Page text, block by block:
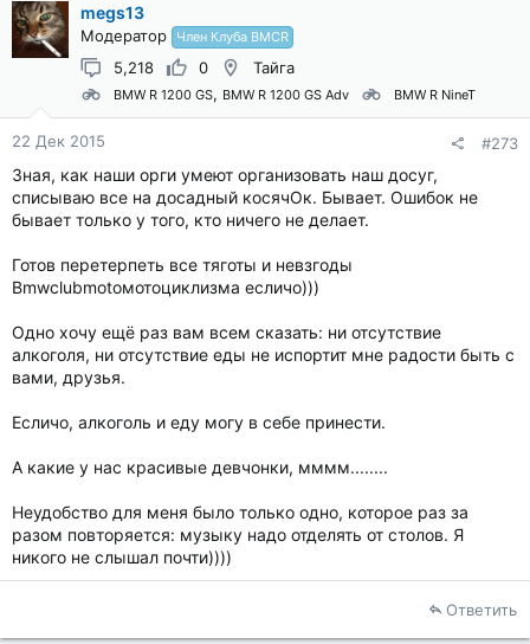
megs13
Модератор Член Клуба BMCR
5,218 0 Тайга
BMW R 1200 GS BMW R 1200 GS Adv BMW R NineT
22 Дек 2015 #273
Зная, как наши орги умеют организовать наш досуг,
списываю все на досадный косячОк. Бывает. Ошибок не
бывает только у того, кто ничего не делает.
Готов перетерпеть все тяготы и невзгоды
Bmwclubmotoмотоциклизма есличо)))
Одно хочу ещё раз вам всем сказать: ни отсутствие
алкоголя, ни отсутствие еды не испортит мне радости быть с
вами, друзья.
Есличо, алкоголь и еду могу в себе принести.
А какие у нас красивые девчонки, мммм........
Неудобство для меня было только одно, которое раз за
разом повторяется: музыку надо отделять от столов. Я
никого не слышал почти))))
Ответить